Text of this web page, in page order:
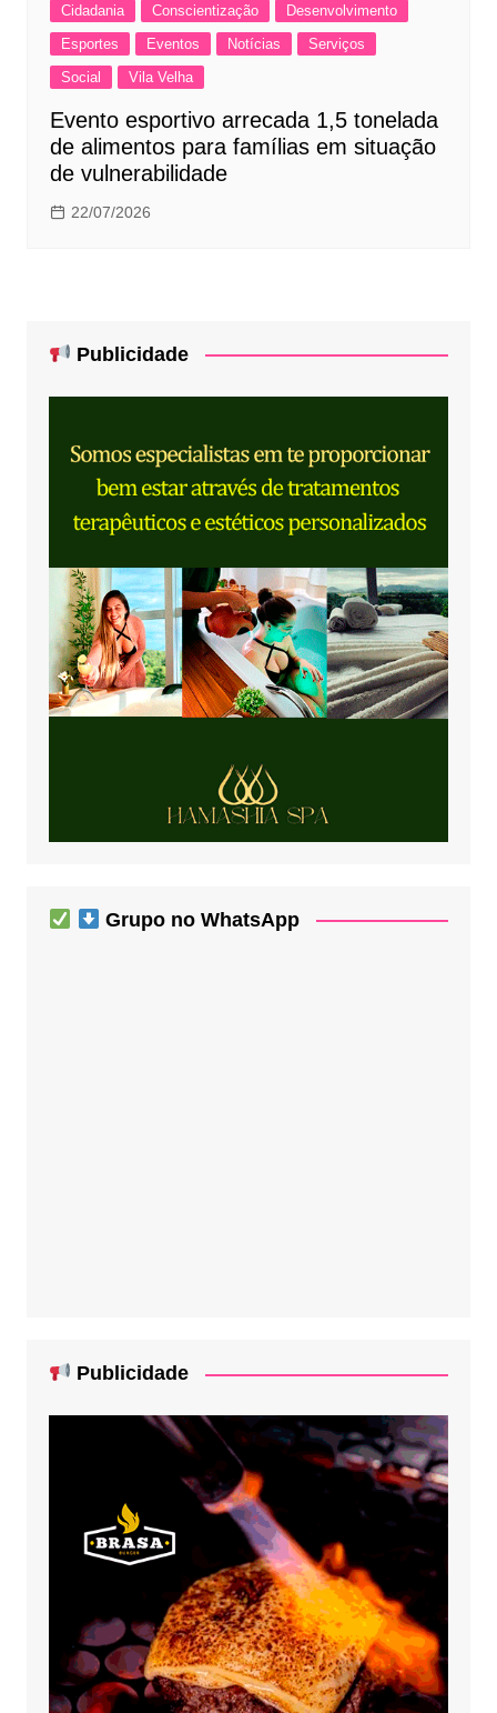
Cidadania Conscientização
Desenvolvimento
Esportes
Eventos Notícias
Serviços
Social
Vila Velha
Evento esportivo arrecada 1,5 tonelada
de alimentos para famílias em situação
de vulnerabilidade
22/07/2026
Publicidade
Grupo no WhatsApp
Publicidade